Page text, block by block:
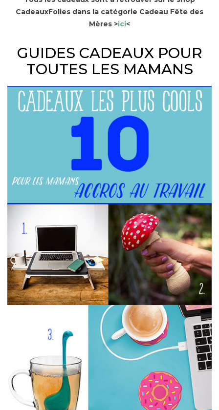
CadeauxFolies dans la catégorie Cadeau Fête des
Mères >ici<
GUIDES CADEAUX POUR
TOUTES LES MAMANS